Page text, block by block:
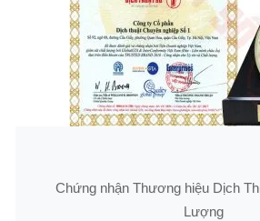
Chứng nhận Thương hiệu Dịch
Lượng